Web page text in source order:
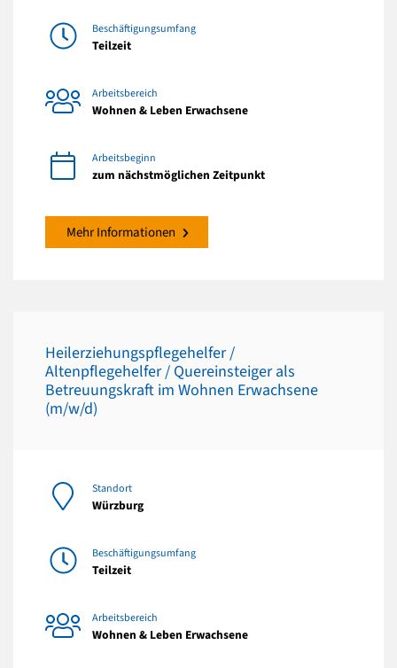
Beschäftigungsumfang
Teilzeit
Arbeitsbereich
Wohnen & Leben Erwachsene
Arbeitsbeginn
zum nächstmöglichen Zeitpunkt
Mehr Informationen
Heilerziehungspflegehelfer /
Altenpflegehelfer / Quereinsteiger als
Betreuungskraft im Wohnen Erwachsene
(m/w/d)
Standort
Würzburg
Beschäftigungsumfang
Teilzeit
Arbeitsbereich
Wohnen & Leben Erwachsene